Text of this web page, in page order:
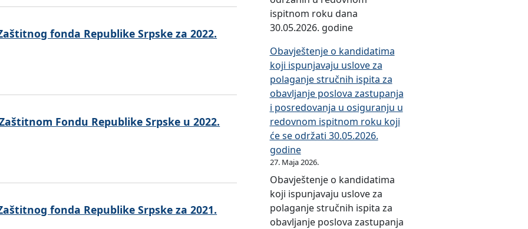
fonda Republike Srpske za 2022.
Fondu Republike Srpske u 2022.
fonda Republike Srpske za 2021.
ispitnom roku dana
30.05.2026. godine
Obavještenje o kandidatima
koji ispunjavaju uslove za
polaganje stručnih ispita za
obavljanje poslova zastupanja
i posredovanja u osiguranju u
redovnom ispitnom roku koji
će se održati 30.05.2026.
godine
27. Maja 2026.
Obavještenje o kandidatima
koji ispunjavaju uslove za
polaganje stručnih ispita za
obavljanje poslova zastupanja